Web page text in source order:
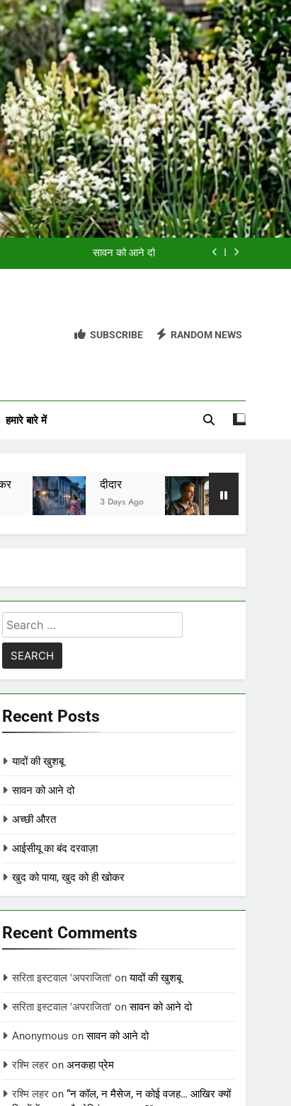
आईसीयू का बंद दरवाज़ा
यादों की खुशबू
सावन को आने दो
अच्छी औरत
SUBSCRIBE RANDOM NEWS
हमारे बारे में
दीदार
3 Days Ago
यादों की खुशबू
13 Hours Ago
Search
for:
Recent Posts
यादों की खुशबू
सावन को आने दो
अच्छी औरत
आईसीयू का बंद दरवाज़ा
खुद को पाया, खुद को ही खोकर
Recent Comments
सरिता इस्टवाल 'अपराजिता' onयादों की खुशबू
सरिता इस्टवाल 'अपराजिता' onसावन को आने दो
Anonymous onसावन को आने दो
रश्मि लहर onअनकहा प्रेम
रश्मि लहर on“न कॉल, न मैसेज, न कोई वजह… आखिर क्यों